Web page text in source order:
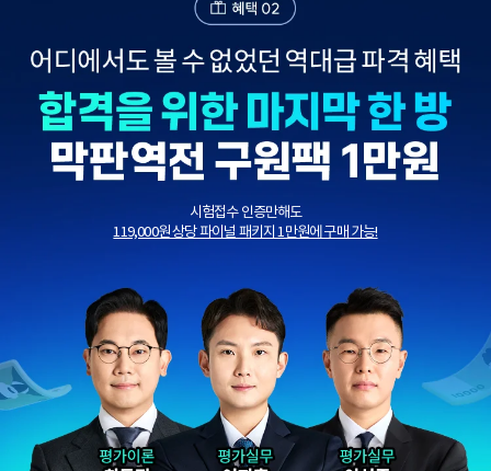
시험접수 인증만해도
119,000원 상당 파이널 패키지 1만원에 구매 가능!